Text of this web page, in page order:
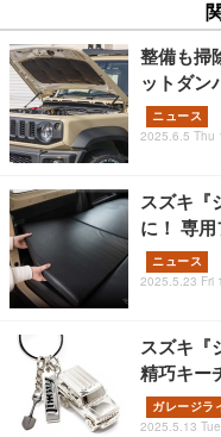
整備も掃
ットダン
ニュース
2025.6.5 Thu
スズキ『
に！ 専
ニュース
2025.5.23 Fri
スズキ『
精巧キー
ガレージラ
2025.5.13